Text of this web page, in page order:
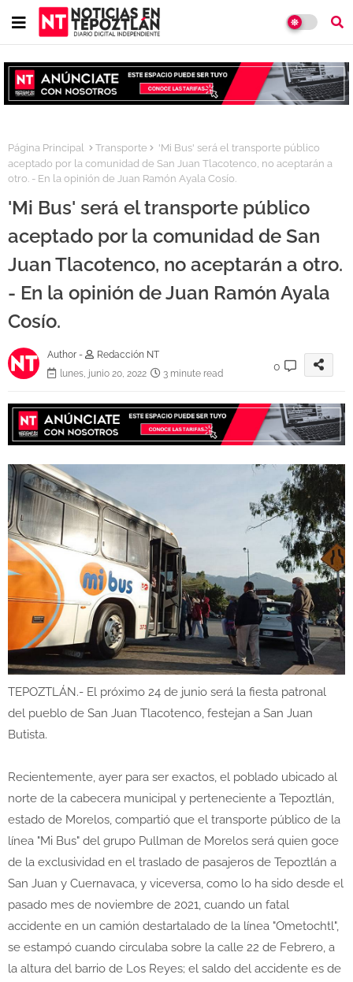
Página Principal Transporte
'Mi Bus' será el transporte público
aceptado por la comunidad de San Juan Tlacotenco, no aceptarán a
otro. - En la opinión de Juan Ramón Ayala Cosío.
'Mi Bus' será el transporte público
aceptado por la comunidad de San
Juan Tlacotenco, no aceptarán a otro.
- En la opinión de Juan Ramón Ayala
Cosío.
Author -
Redacción NT
lunes, junio 20, 2022
3 minute read
0
TEPOZTLÁN.- El próximo 24 de junio será la fiesta patronal
del pueblo de San Juan Tlacotenco, festejan a San Juan
Butista.
Recientemente, ayer para ser exactos, el poblado ubicado al
norte de la cabecera municipal y perteneciente a Tepoztlán,
estado de Morelos, compartió que el transporte público de la
línea "Mi Bus" del grupo Pullman de Morelos será quien goce
de la exclusividad en el traslado de pasajeros de Tepoztlán a
San Juan y Cuernavaca, y viceversa, como lo ha sido desde el
pasado mes de noviembre de 2021, cuando un fatal
accidente en un camión destartalado de la línea "Ometochtl",
se estampó cuando circulaba sobre la calle 22 de Febrero, a
la altura del barrio de Los Reyes; el saldo del accidente es de